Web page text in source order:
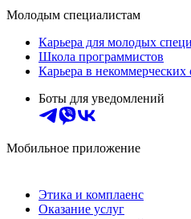
Молодым специалистам
Карьера для молодых
Школа программистов
Карьера в некоммерческих
Боты для уведомлений
Мобильное приложение
Этика и комплаенс
Оказание услуг